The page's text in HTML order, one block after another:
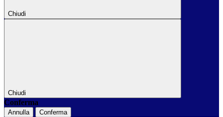
Chiudi
Chiudi
Conferma
Annulla Conferma